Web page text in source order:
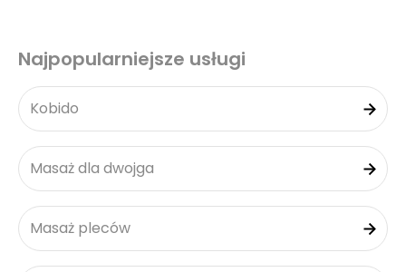
Najpopularniejsze usługi
Kobido
Masaż dla dwojga
Masaż pleców